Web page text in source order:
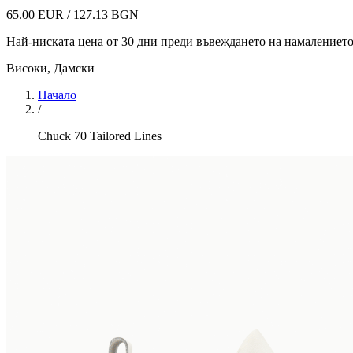
65.00 EUR / 127.13 BGN
Най-ниската цена от 30 дни преди въвеждането на намалението
Високи, Дамски
Начало
/
Chuck 70 Tailored Lines